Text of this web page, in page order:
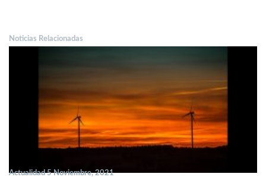
Noticias Relacionadas
Actualidad 5 Noviembre, 2021